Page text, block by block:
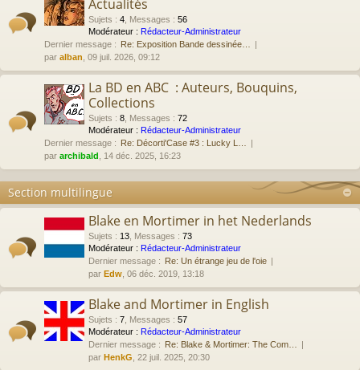
Actualités
Sujets : 4 Messages : 56
Modérateur : Rédacteur-Administrateur
Dernier message : Re: Exposition Bande dessinée…
par alban , 09 juil. 2026, 09:12
La BD en ABC : Auteurs, Bouquins,
Collections
Sujets : 8 Messages : 72
Modérateur : Rédacteur-Administrateur
Dernier message : Re: Décorti'Case #3 : Lucky L…
par archibald , 14 déc. 2025, 16:23
Section multilingue
Blake en Mortimer in het Nederlands
Sujets : 13 Messages : 73
Modérateur : Rédacteur-Administrateur
Dernier message : Re: Un étrange jeu de l'oie
par Edw , 06 déc. 2019, 13:18
Blake and Mortimer in English
Sujets : 7 Messages : 57
Modérateur : Rédacteur-Administrateur
Dernier message : Re: Blake & Mortimer: The Com…
par HenkG , 22 juil. 2025, 20:30